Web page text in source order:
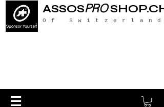
ASSOSPROSHOP.CH
Of Switzerland